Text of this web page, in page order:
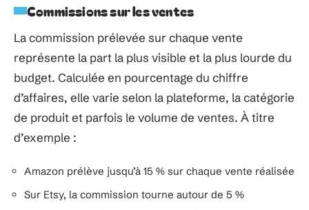
Commissions sur les ventes
La commission prélevée sur chaque vente
représente la part la plus visible et la plus lourde du
budget. Calculée en pourcentage du chiffre
d’affaires, elle varie selon la plateforme, la catégorie
de produit et parfois le volume de ventes. À titre
d’exemple :
Amazon prélève jusqu’à 15 % sur chaque vente réalisée
Sur Etsy, la commission tourne autour de 5 %